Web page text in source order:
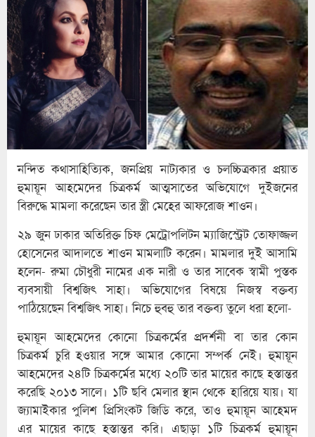
নন্দিত কথাসাহিত্যিক, জনপ্রিয় নাট্যকার ও চলচ্চিত্রকার প্রয়াত
হুমায়ূন আহমেদের চিত্রকর্ম আত্মসাতের অভিযোগে দুইজনের
বিরুদ্ধে মামলা করেছেন তার স্ত্রী মেহের আফরোজ শাওন।
২৯ জুন ঢাকার অতিরিক্ত চিফ মেট্রোপলিটন ম্যাজিস্ট্রেট তোফাজ্জল
হোসেনের আদালতে শাওন মামলাটি করেন। মামলার দুই আসামি
হলেন- রুমা চৌধুরী নামের এক নারী ও তার সাবেক স্বামী পুস্তক
ব্যবসায়ী বিশ্বজিৎ সাহা। অভিযোগের বিষয়ে নিজস্ব বক্তব্য
পাঠিয়েছেন বিশ্বজিৎ সাহা। নিচে হুবহু তার বক্তব্য তুলে ধরা হলো-
হুমায়ূন আহমেদের কোনো চিত্রকর্মের প্রদর্শনী বা তার কোন
চিত্রকর্ম চুরি হওয়ার সঙ্গে আমার কোনো সম্পর্ক নেই। হুমায়ূন
আহমেদের ২৪টি চিত্রকর্মের মধ্যে ২০টি তার মায়ের কাছে হস্তান্তর
করেছি ২০১৩ সালে। ১টি ছবি মেলার স্থান থেকে হারিয়ে যায়। যা
জ্যামাইকার পুলিশ প্রিসিংকট জিডি করে, তাও হুমায়ূন আহেমদ
এর মায়ের কাছে হস্তান্তর করি। এছাড়া ১টি চিত্রকর্ম হুমায়ূন